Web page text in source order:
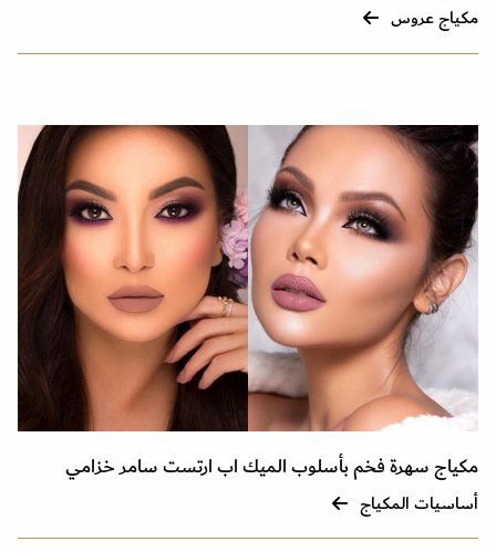
مكياج عروس
مكياج سهرة فخم بأسلوب الميك اب ارتست سامر خزامي
أساسيات المكياج